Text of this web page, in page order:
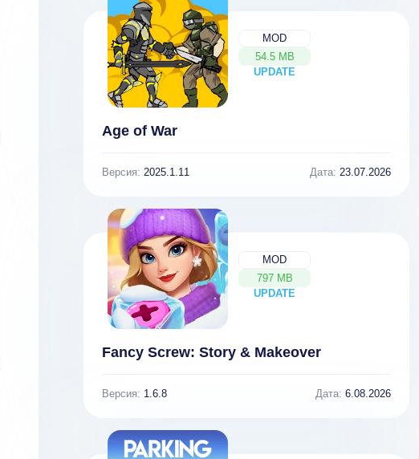
MOD
54.5 MB
UPDATE
NEW
Age of War
Версия: 2025.1.11 Дата: 23.07.2026
MOD
797 MB
UPDATE
NEW
Fancy Screw: Story & Makeover
Версия: 1.6.8 Дата: 6.08.2026